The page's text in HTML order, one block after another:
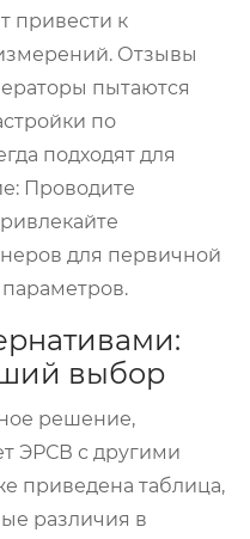
привести к
Отзывы
пытаются
по
подходят для
Проводите
для первичной
выбор
решение,
ЭРСВ с другими
приведена таблица,
различия в